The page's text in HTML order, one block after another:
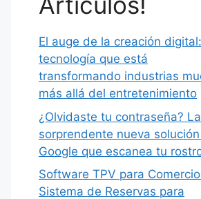
El auge de la creación
tecnología que está
transformando industrias
más allá del entretenimiento
¿Olvidaste tu contraseña? La
sorprendente nueva
Google que escanea tu
Software TPV para
Sistema de Reservas para